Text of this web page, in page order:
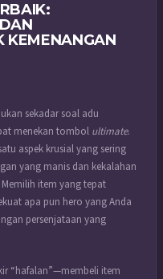
KEMENANGAN
sekadar soal adu
menekan tombol ultimate.
aspek krusial yang sering
yang manis dan kekalahan
Memilih item yang tepat
apa pun hero yang Anda
persenjataan yang
“hafalan”—membeli item